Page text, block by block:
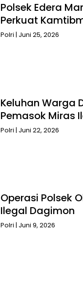
Polsek Edera
Perkuat
Polri | Juni 25, 2026
Keluhan Warga
Pemasok Miras
Polri | Juni 22, 2026
Operasi Polsek
Ilegal Dagimon
Polri | Juni 9, 2026